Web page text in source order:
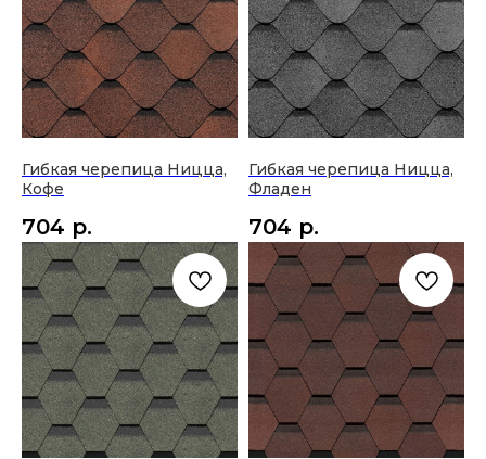
Гибкая черепица Ницца,
Кофе
704 р.
Гибкая черепица Ницца,
Фладен
704 р.